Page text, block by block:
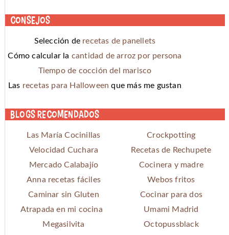
Consejos
Selección de recetas de panellets
Cómo calcular la cantidad de arroz por persona
Tiempo de cocción del marisco
Las recetas para Halloween que más me gustan
Blogs recomendados
Las María Cocinillas
Crockpotting
Velocidad Cuchara
Recetas de Rechupete
Mercado Calabajío
Cocinera y madre
Anna recetas fáciles
Webos fritos
Caminar sin Gluten
Cocinar para dos
Atrapada en mi cocina
Umami Madrid
Megasilvita
Octopussblack